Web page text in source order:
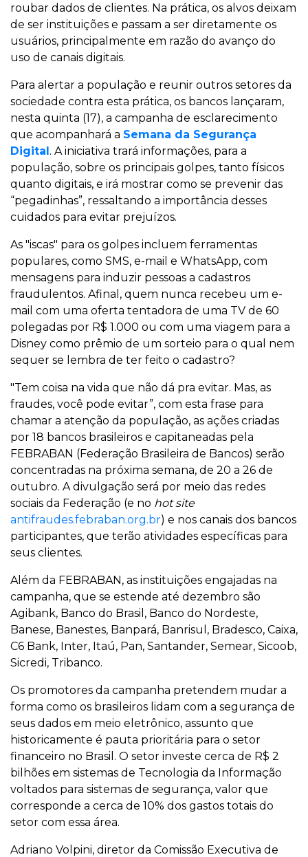
roubar dados de clientes. Na prática, os alvos deixam
de ser instituições e passam a ser diretamente os
usuários, principalmente em razão do avanço do
uso de canais digitais.
Para alertar a população e reunir outros setores da
sociedade contra esta prática, os bancos lançaram,
nesta quinta (17), a campanha de esclarecimento
que acompanhará a Semana da Segurança
Digital. A iniciativa trará informações, para a
população, sobre os principais golpes, tanto físicos
quanto digitais, e irá mostrar como se prevenir das
“pegadinhas”, ressaltando a importância desses
cuidados para evitar prejuízos.
As "iscas" para os golpes incluem ferramentas
populares, como SMS, e-mail e WhatsApp, com
mensagens para induzir pessoas a cadastros
fraudulentos. Afinal, quem nunca recebeu um e-
mail com uma oferta tentadora de uma TV de 60
polegadas por R$ 1.000 ou com uma viagem para a
Disney como prêmio de um sorteio para o qual nem
sequer se lembra de ter feito o cadastro?
"Tem coisa na vida que não dá pra evitar. Mas, as
fraudes, você pode evitar”, com esta frase para
chamar a atenção da população, as ações criadas
por 18 bancos brasileiros e capitaneadas pela
FEBRABAN (Federação Brasileira de Bancos) serão
concentradas na próxima semana, de 20 a 26 de
outubro. A divulgação será por meio das redes
sociais da Federação (e no hot site
antifraudes.febraban.org.br) e nos canais dos bancos
participantes, que terão atividades específicas para
seus clientes.
Além da FEBRABAN, as instituições engajadas na
campanha, que se estende até dezembro são
Agibank, Banco do Brasil, Banco do Nordeste,
Banese, Banestes, Banpará, Banrisul, Bradesco, Caixa,
C6 Bank, Inter, Itaú, Pan, Santander, Semear, Sicoob,
Sicredi, Tribanco.
Os promotores da campanha pretendem mudar a
forma como os brasileiros lidam com a segurança de
seus dados em meio eletrônico, assunto que
historicamente é pauta prioritária para o setor
financeiro no Brasil. O setor investe cerca de R$ 2
bilhões em sistemas de Tecnologia da Informação
voltados para sistemas de segurança, valor que
corresponde a cerca de 10% dos gastos totais do
setor com essa área.
Adriano Volpini, diretor da Comissão Executiva de